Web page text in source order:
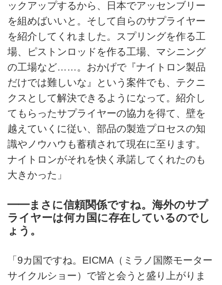
ックアップするから、日本でアッセンブリー
を組めばいいと。そして自らのサプライヤー
を紹介してくれました。スプリングを作る工
場、ピストンロッドを作る工場、マシニング
の工場など……。おかげで『ナイトロン製品
だけでは難しいな』という案件でも、テクニ
クスとして解決できるようになって。紹介し
てもらったサプライヤーの協力を得て、壁を
越えていくに従い、部品の製造プロセスの知
識やノウハウも蓄積されて現在に至ります。
ナイトロンがそれを快く承諾してくれたのも
大きかった」
━━まさに信頼関係ですね。海外のサプ
ライヤーは何カ国に存在しているのでし
ょう。
「9カ国ですね。EICMA（ミラノ国際モーター
サイクルショー）で皆と会うと盛り上がりま